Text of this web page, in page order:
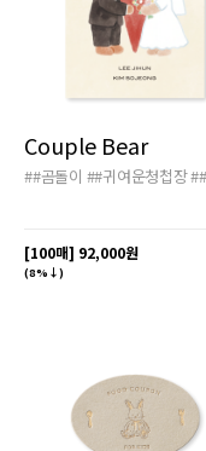
Couple Bear
##곰돌이 ##귀여운청첩장
[100매] 92,000원
(8%↓)